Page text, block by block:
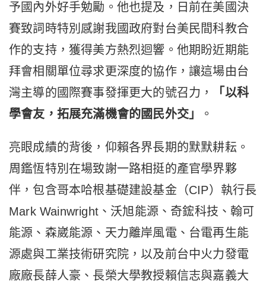
予國內外好手勉勵。他也提及，日前在美國決
賽致詞時特別感謝我國政府對台美民間科教合
作的支持，獲得美方熱烈迴響。他期盼近期能
拜會相關單位尋求更深度的協作，讓這場由台
灣主導的國際賽事發揮更大的號召力，
「以科
學會友，拓展充滿機會的國民外交」
。
亮眼成績的背後，仰賴各界長期的默默耕耘。
周鑑恆特別在場致謝一路相挺的產官學界夥
伴，包含哥本哈根基礎建設基金（CIP）執行長
Mark Wainwright、沃旭能源、奇鋐科技、翰可
能源、森崴能源、天力離岸風電、台電再生能
源處與工業技術研究院，以及前台中火力發電
廠廠長薛人豪、長榮大學教授賴信志與嘉義大